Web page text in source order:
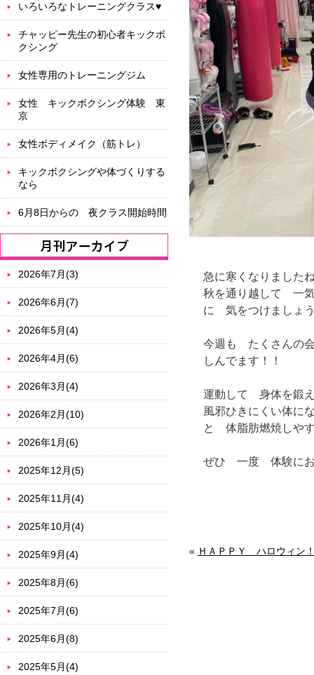
急に寒くなりまし
秋を通り越して 一
に 気をつけましょ
今週も たくさんの
しんでます！！
運動して 身体を鍛
風邪ひきにくい体
と 体脂肪燃焼しや
ぜひ 一度 体験にお
« ＨＡＰＰＹ ハロウィン
いろいろなトレーニングクラス♥
チャッピー先生の初心者キックボ
クシング
女性専用のトレーニングジム
女性 キックボクシング体験 東
京
女性ボディメイク（筋トレ）
キックボクシングや体づくりする
なら
6月8日からの 夜クラス開始時間
2026年7月(3)
2026年6月(7)
2026年5月(4)
2026年4月(6)
2026年3月(4)
2026年2月(10)
2026年1月(6)
2025年12月(5)
2025年11月(4)
2025年10月(4)
2025年9月(4)
2025年8月(6)
2025年7月(6)
2025年6月(8)
2025年5月(4)